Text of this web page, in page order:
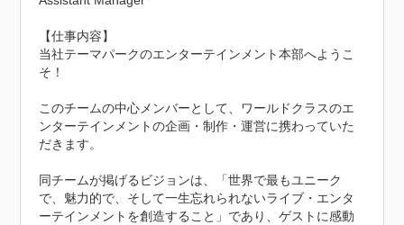
【仕事内容】
当社テーマパークのエンターテインメント本部へようこ
そ！
このチームの中心メンバーとして、ワールドクラスのエ
ンターテインメントの企画・制作・運営に携わっていた
だきます。
同チームが掲げるビジョンは、「世界で最もユニーク
で、魅力的で、そして一生忘れられないライブ・エンタ
ーテインメントを創造すること」であり、ゲストに感動